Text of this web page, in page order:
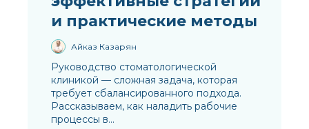
и практические методы
Айказ Казарян
Руководство стоматологической
клиникой — сложная задача, которая
требует сбалансированного подхода.
Рассказываем, как наладить рабочие
процессы в...